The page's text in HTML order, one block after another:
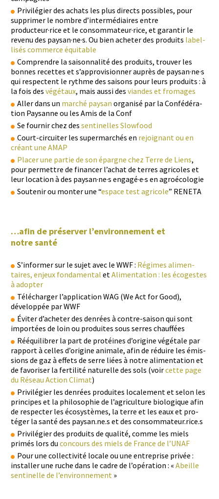
Priv­ilégi­er des achats les plus directs pos­si­bles, pour
sup­primer le nom­bre d’in­ter­mé­di­aires entre
producteur·rice et le consommateur·rice, et garan­tir le
revenu des paysan·ne·s. Ou bien acheter des pro­duits label­
lisés com­merce équitable
Com­pren­dre la saison­nal­ité des pro­duits, trou­ver les
bonnes recettes et s’ap­pro­vi­sion­ner auprès de paysan·ne·s
qui respectent le rythme des saisons pour leurs pro­duits : à
la fois desvégé­taux, mais aus­si desvian­des et fromages
Aller dans un marché paysan organ­isé par la Con­fédéra­
tion Paysanne ou les Amis de la Conf
Se fournir chez dessen­tinelles Slowfood
Court-cir­cuiter les super­marchés en rejoignant ou en
créant une AMAP
Plac­er une par­tie de son épargne chez Terre de Liens,
pour per­me­t­tre de financer l’achat de ter­res agri­coles et
leur loca­tion à des paysan·ne·s engagé·e·s en agroécologie
Soutenir ou mon­ter une “espace test agri­cole” RENETA
…afin de préserver l’environnement et
notre santé
S’informer sur le sujet avec le WWF : Régimes ali­men­
taires, enjeux fon­da­men­tal etAli­men­ta­tion : les éco­gestes
à adopter
Télécharg­er l’application WAG (We Act for Good),
dévelop­pée par WWF
Éviter d’a­cheter des den­rées à con­tre-sai­son qui sont
importées de loin ou pro­duites sous ser­res chauffées
Rééquili­br­er la part de pro­téines d’origine végé­tale par
rap­port à celles d’origine ani­male, afin de réduire les émis­
sions de gaz à effets de serre liées à notre ali­men­ta­tion et
de favoris­er la fer­til­ité naturelle des sols (voircette page
du Réseau Action Cli­mat)
Priv­ilégi­er les den­rées pro­duites locale­ment et selon les
principes et la philoso­phie de l’agriculture biologique afin
de respecter les écosys­tèmes, la terre et les eaux et pro­
téger la san­té des paysan.ne.s et des consommateur.rice.s
Priv­ilégi­er des pro­duits de qual­ité, comme les miels
primés lors ducon­cours des miels de France de l’UNAF
Pour une col­lec­tiv­ité locale ou une entre­prise privée :
installer une ruche dans le cadre de l’opération : «Abeille
sen­tinelle de l’environnement »